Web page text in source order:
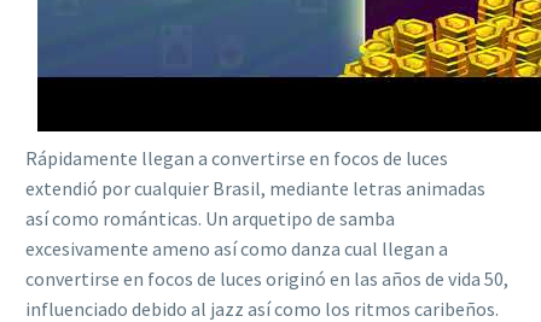
Rápidamente llegan a convertirse en focos de luces
extendió por cualquier Brasil, mediante letras animadas
así­ como románticas. Un arquetipo de samba
excesivamente ameno así­ como danza cual llegan a
convertirse en focos de luces originó en las años de vida 50,
influenciado debido al jazz así­ como los ritmos caribeños.